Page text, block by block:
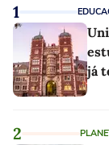
1
já
2